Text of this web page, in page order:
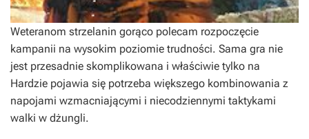
Weteranom strzelanin gorąco polecam rozpoczęcie
kampanii na wysokim poziomie trudności. Sama gra nie
jest przesadnie skomplikowana i właściwie tylko na
Hardzie pojawia się potrzeba większego kombinowania z
napojami wzmacniającymi i niecodziennymi taktykami
walki w dżungli.